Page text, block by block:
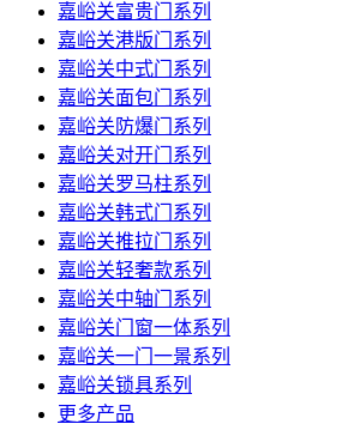
嘉峪关富贵门系列
嘉峪关港版门系列
嘉峪关中式门系列
嘉峪关面包门系列
嘉峪关防爆门系列
嘉峪关对开门系列
嘉峪关罗马柱系列
嘉峪关韩式门系列
嘉峪关推拉门系列
嘉峪关轻奢款系列
嘉峪关中轴门系列
嘉峪关门窗一体系列
嘉峪关一门一景系列
嘉峪关锁具系列
更多产品